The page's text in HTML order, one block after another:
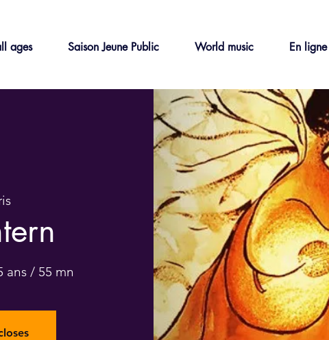
ages Saison Jeune Public World music En ligne
ans / 55 mn